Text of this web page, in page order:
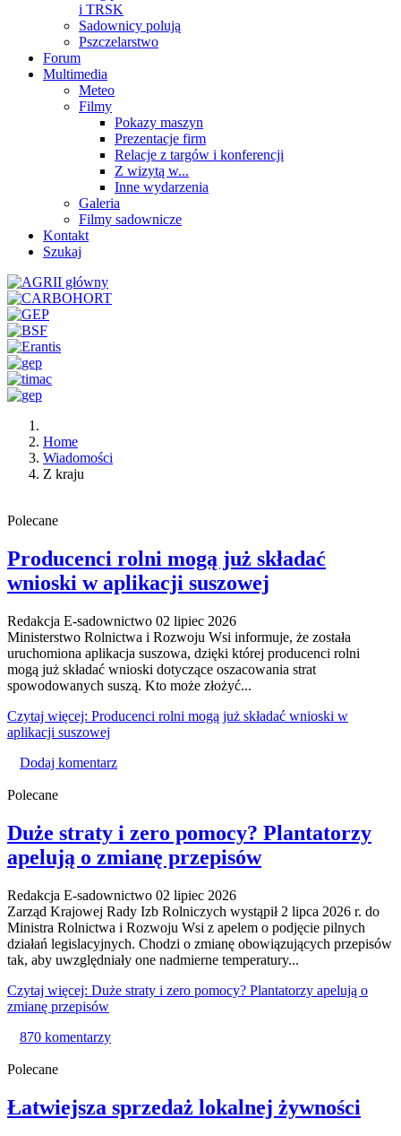
i TRSK
Sadownicy polują
Pszczelarstwo
Forum
Multimedia
Meteo
Filmy
Pokazy maszyn
Prezentacje firm
Relacje z targów i konferencji
Z wizytą w...
Inne wydarzenia
Galeria
Filmy sadownicze
Kontakt
Szukaj
Home
Wiadomości
Z kraju
Polecane
Producenci rolni mogą już składać
wnioski w aplikacji suszowej
Redakcja E-sadownictwo 02 lipiec 2026
Ministerstwo Rolnictwa i Rozwoju Wsi informuje, że została
uruchomiona aplikacja suszowa, dzięki której producenci rolni
mogą już składać wnioski dotyczące oszacowania strat
spowodowanych suszą. Kto może złożyć...
Czytaj więcej: Producenci rolni mogą już składać wnioski w
aplikacji suszowej
Dodaj komentarz
Polecane
Duże straty i zero pomocy? Plantatorzy
apelują o zmianę przepisów
Redakcja E-sadownictwo 02 lipiec 2026
Zarząd Krajowej Rady Izb Rolniczych wystąpił 2 lipca 2026 r. do
Ministra Rolnictwa i Rozwoju Wsi z apelem o podjęcie pilnych
działań legislacyjnych. Chodzi o zmianę obowiązujących przepisów
tak, aby uwzględniały one nadmierne temperatury...
Czytaj więcej: Duże straty i zero pomocy? Plantatorzy apelują o
zmianę przepisów
870 komentarzy
Polecane
Łatwiejsza sprzedaż lokalnej żywności